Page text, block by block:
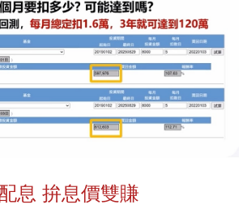
息 拚息價雙賺